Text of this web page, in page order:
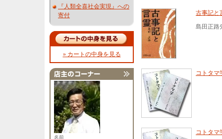
『人類全喜社会実現』への
寄付
» カートの中身を見る
名前
古事記と
島田正路
コトタ
コトタ